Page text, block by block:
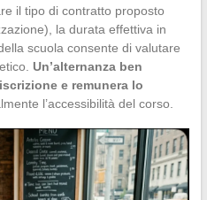
il tipo di contratto proposto
la durata effettiva in
scuola consente di valutare
Un’alternanza ben
e remunera lo
l’accessibilità del corso.